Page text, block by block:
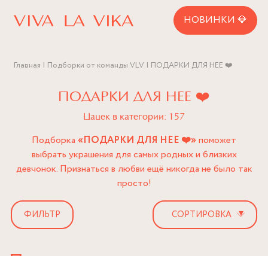
НОВИНКИ 💎
Главная Подборки от команды VLV ПОДАРКИ ДЛЯ НЕЕ ❤️
ПОДАРКИ ДЛЯ НЕЕ ❤️
Цацек в категории: 157
Подборка «ПОДАРКИ ДЛЯ НЕЕ ❤️»поможет
выбрать украшения для самых родных и близких
девчонок. Признаться в любви ещё никогда не было так
просто!
ФИЛЬТР ▾